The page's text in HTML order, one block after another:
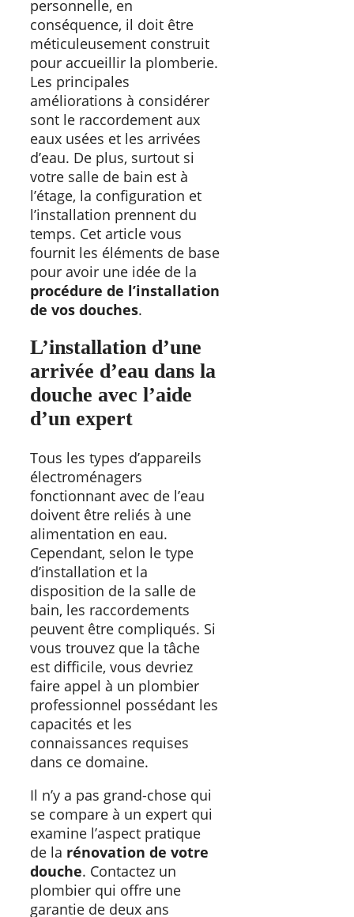
personnelle, en
conséquence, il doit être
méticuleusement construit
pour accueillir la plomberie.
Les principales
améliorations à considérer
sont le raccordement aux
eaux usées et les arrivées
d’eau. De plus, surtout si
votre salle de bain est à
l’étage, la configuration et
l’installation prennent du
temps. Cet article vous
fournit les éléments de base
pour avoir une idée de la
procédure de l’installation
de vos douches.
L’installation d’une
arrivée d’eau dans la
douche avec l’aide
d’un expert
Tous les types d’appareils
électroménagers
fonctionnant avec de l’eau
doivent être reliés à une
alimentation en eau.
Cependant, selon le type
d’installation et la
disposition de la salle de
bain, les raccordements
peuvent être compliqués. Si
vous trouvez que la tâche
est difficile, vous devriez
faire appel à un plombier
professionnel possédant les
capacités et les
connaissances requises
dans ce domaine.
Il n’y a pas grand-chose qui
se compare à un expert qui
examine l’aspect pratique
de la rénovation de votre
douche. Contactez un
plombier qui offre une
garantie de deux ans